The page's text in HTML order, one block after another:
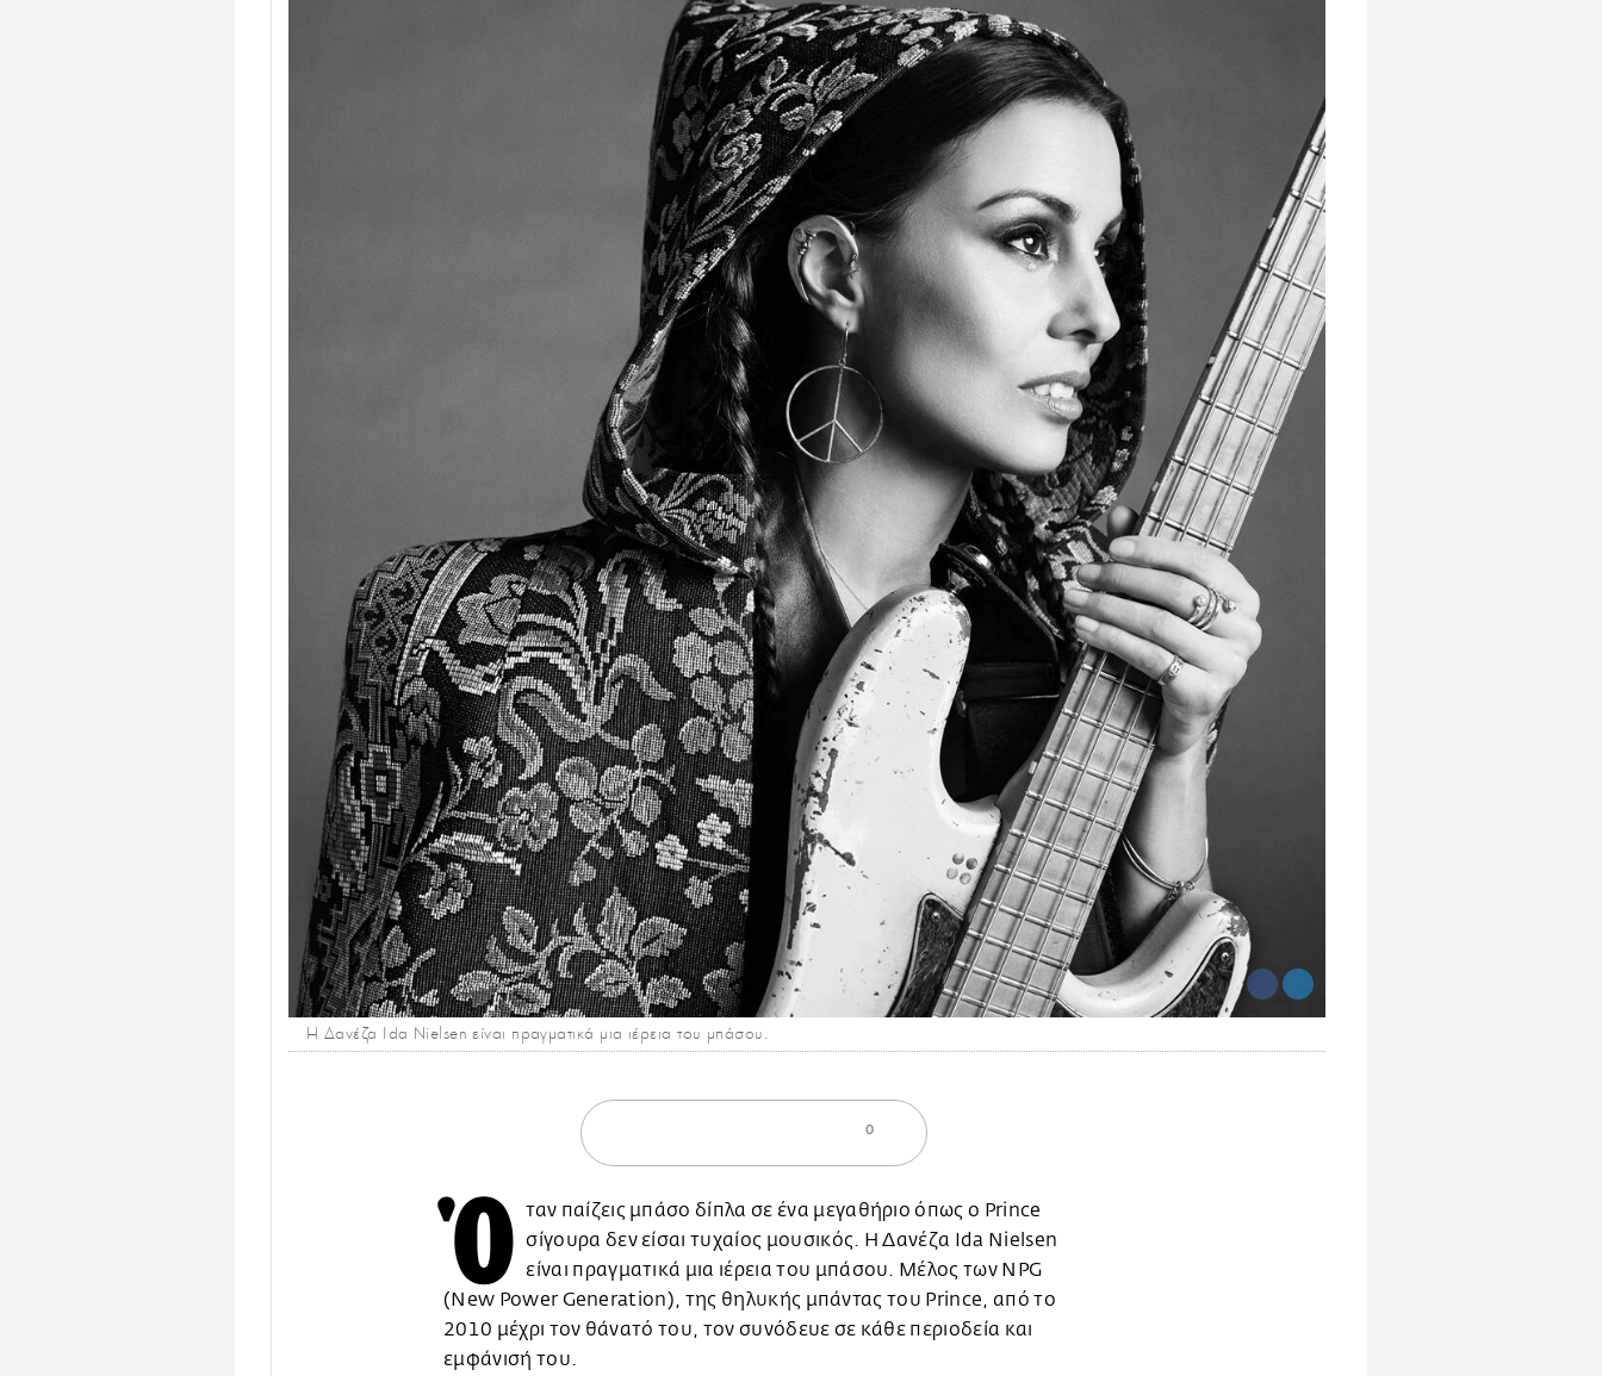
Η Δανέζα Ida Nielsen είναι πραγματικά μια ιέρεια του μπάσου.
0
Ό ταν παίζεις μπάσο δίπλα σε ένα μεγαθήριο όπως ο Prince
σίγουρα δεν είσαι τυχαίος μουσικός. Η Δανέζα Ida Nielsen
είναι πραγματικά μια ιέρεια του μπάσου. Μέλος των NPG
(New Power Generation), της θηλυκής μπάντας του Prince, από το
2010 μέχρι τον θάνατό του, τον συνόδευε σε κάθε περιοδεία και
εμφάνισή του.